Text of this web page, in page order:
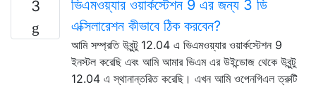
3
ভিএমওয়্যার ওয়ার্কস্টেশন 9 এর জন্য 3 ডি
এক্সিলারেশন কীভাবে ঠিক করবেন?
আমি সম্প্রতি উবুন্টু 12.04 এ ভিএমওয়্যার ওয়ার্কস্টেশন 9
ইনস্টল করেছি এবং আমি আমার ভিএম এর উইন্ডোজ থেকে উবুন্টু
12.04 এ স্থানান্তরিত করেছি। এখন আমি ওপেনগিএল ত্রুটি